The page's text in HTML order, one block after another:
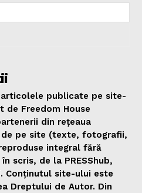
publicate pe site-
de Freedom House
din rețeaua
de pe site (texte, fotografii,
integral fără
scris, de la PRESShub,
Conținutul site-ului este
Dreptului de Autor. Din